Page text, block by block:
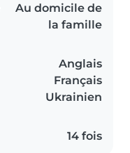
Au domicile de
la famille
Anglais
Français
Ukrainien
14 fois